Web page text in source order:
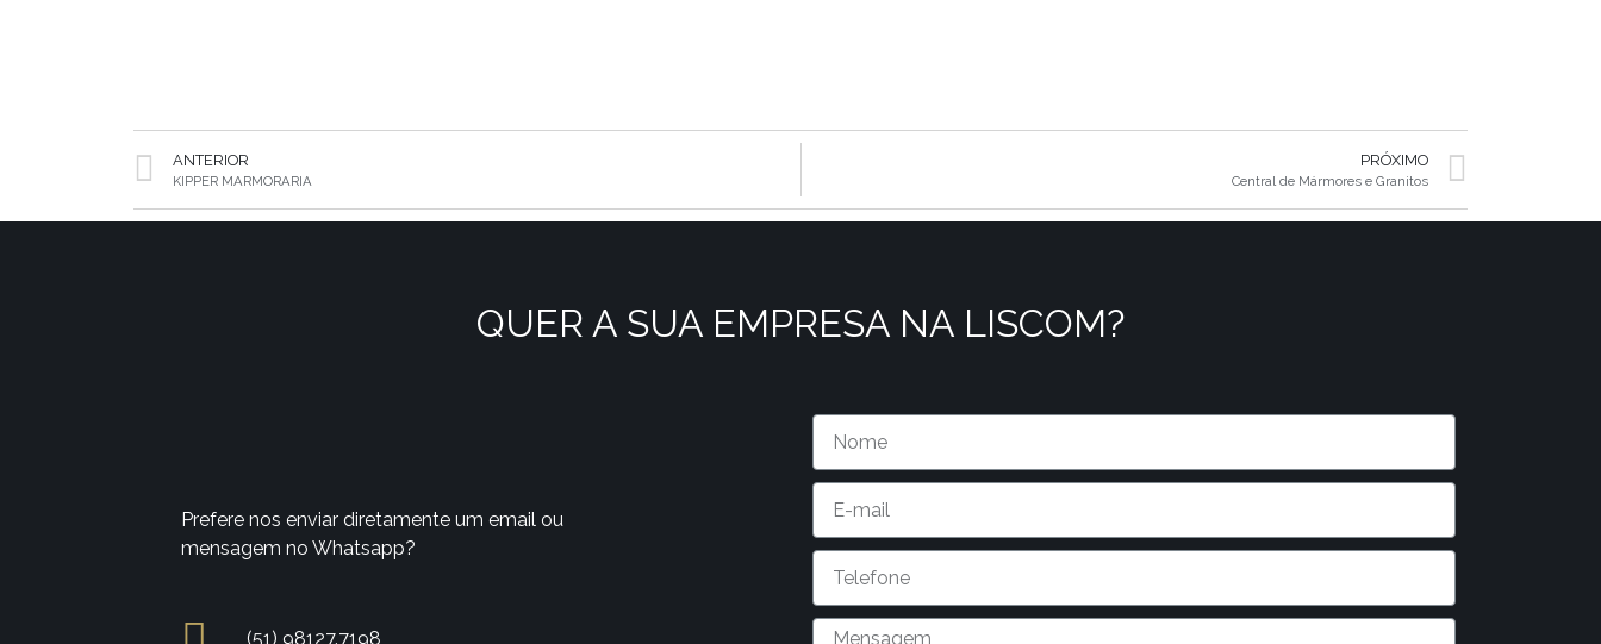
ANTERIOR
KIPPER MARMORARIA
PRÓXIMO
Central de Mármores e Granitos
QUER A SUA EMPRESA NA LISCOM?
Prefere nos enviar diretamente um email ou
mensagem no Whatsapp?
(51) 98127.7198